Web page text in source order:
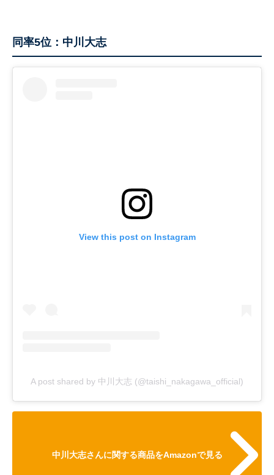
同率5位：中川大志
View this post on Instagram
A post shared by 中川大志 (@taishi_nakagawa_official)
中川大志さんに関する商品をAmazonで見る